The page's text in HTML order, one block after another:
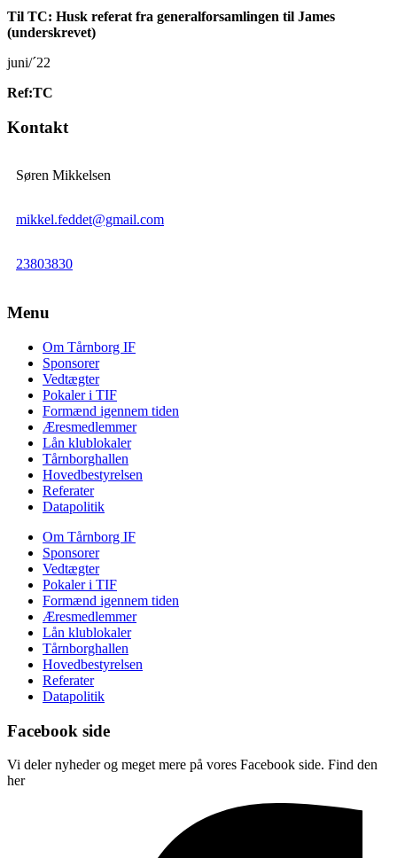
Til TC: Husk referat fra generalforsamlingen til James
(underskrevet)
juni/´22
Ref:TC
Kontakt
Søren Mikkelsen
mikkel.feddet@gmail.com
23803830
Menu
Om Tårnborg IF
Sponsorer
Vedtægter
Pokaler i TIF
Formænd igennem tiden
Æresmedlemmer
Lån klublokaler
Tårnborghallen
Hovedbestyrelsen
Referater
Datapolitik
Om Tårnborg IF
Sponsorer
Vedtægter
Pokaler i TIF
Formænd igennem tiden
Æresmedlemmer
Lån klublokaler
Tårnborghallen
Hovedbestyrelsen
Referater
Datapolitik
Facebook side
Vi deler nyheder og meget mere på vores Facebook side. Find den
her